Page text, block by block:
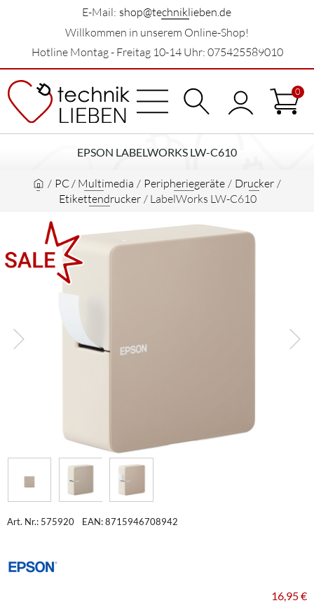
E-Mail: shop@techniklieben.de
Willkommen in unserem Online-Shop!
Hotline Montag - Freitag 10-14 Uhr: 075425589010
0
EPSON LABELWORKS LW-C610
/ PC / Multimedia / Peripheriegeräte / Drucker /
Etikettendrucker / LabelWorks LW-C610
Art. Nr.: 575920 EAN: 8715946708942
16,95 €